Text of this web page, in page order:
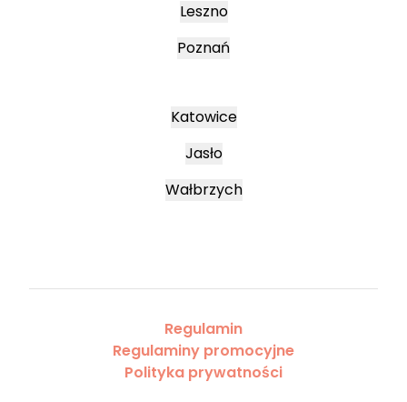
Leszno
Poznań
Katowice
Jasło
Wałbrzych
Regulamin
Regulaminy promocyjne
Polityka prywatności